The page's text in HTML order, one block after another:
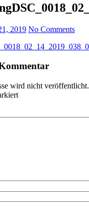
2019 No Comments
wird nicht veröffentlicht.